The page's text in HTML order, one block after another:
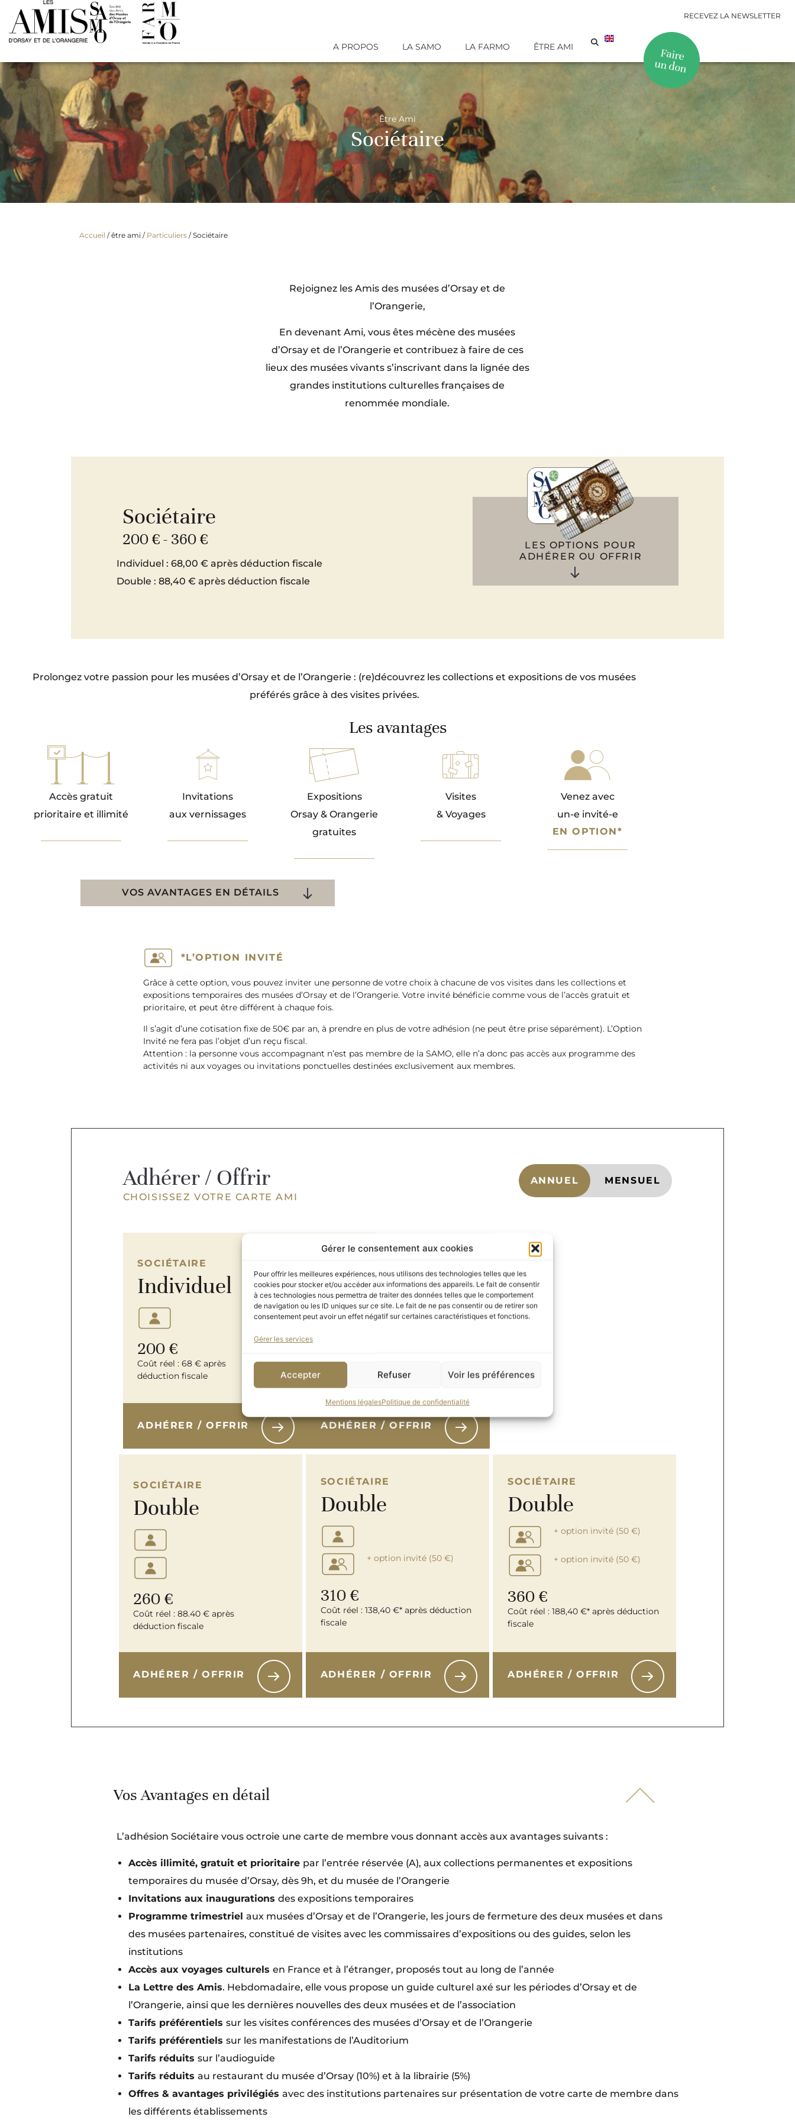
Gérer le consentement aux cookies
Pour offrir les meilleures expériences, nous utilisons des technologies telles que les
cookies pour stocker et/ou accéder aux informations des appareils. Le fait de consentir
à ces technologies nous permettra de traiter des données telles que le comportement
de navigation ou les ID uniques sur ce site. Le fait de ne pas consentir ou de retirer son
consentement peut avoir un effet négatif sur certaines caractéristiques et fonctions.
Gérer les services
Accepter Refuser Voir les préférences
Mentions légalesPolitique de confidentialité
RECEVEZ LA NEWSLETTER
A PROPOS LA SAMO LA FARMO ÊTRE AMI Faire
un don
Être Ami
Sociétaire
Accueil / être ami / Particuliers /Sociétaire
Rejoignez les Amis des musées d’Orsay et de
l’Orangerie,
En devenant Ami, vous êtes mécène des musées
d’Orsay et de l’Orangerie et contribuez à faire de ces
lieux des musées vivants s’inscrivant dans la lignée des
grandes institutions culturelles françaises de
renommée mondiale.
Sociétaire
200 € - 360 €
Individuel : 68,00 € après déduction fiscale
Double : 88,40 € après déduction fiscale
LES OPTIONS POUR
ADHÉRER OU OFFRIR
Prolongez votre passion pour les musées d’Orsay et de l’Orangerie : (re)découvrez les collections et expositions de vos musées
préférés grâce à des visites privées.
Les avantages
Accès gratuit
prioritaire et illimité
Invitations
aux vernissages
Expositions
Orsay & Orangerie
gratuites
Visites
& Voyages
Venez avec
un-e invité-e
EN OPTION*
VOS AVANTAGES EN DÉTAILS
*L’OPTION INVITÉ
Grâce à cette option, vous pouvez inviter une personne de votre choix à chacune de vos visites dans les collections et
expositions temporaires des musées d’Orsay et de l’Orangerie. Votre invité bénéficie comme vous de l’accès gratuit et
prioritaire, et peut être différent à chaque fois.
Il s’agit d’une cotisation fixe de 50€ par an, à prendre en plus de votre adhésion (ne peut être prise séparément). L’Option
Invité ne fera pas l’objet d’un reçu fiscal.
Attention : la personne vous accompagnant n’est pas membre de la SAMO, elle n’a donc pas accès aux programme des
activités ni aux voyages ou invitations ponctuelles destinées exclusivement aux membres.
Adhérer / Offrir
CHOISISSEZ VOTRE CARTE AMI
ANNUEL MENSUEL
SOCIÉTAIRE
Individuel
200 €
Coût réel : 68 € après
déduction fiscale
ADHÉRER / OFFRIR
Individuel
+ option invité (50 €)
Coût réel : 118 €* après déduction
ADHÉRER / OFFRIR
SOCIÉTAIRE
Double
260 €
Coût réel : 88.40 € après
déduction fiscale
ADHÉRER / OFFRIR
SOCIÉTAIRE
Double
+ option invité (50 €)
310 €
Coût réel : 138,40 €* après déduction
fiscale
ADHÉRER / OFFRIR
SOCIÉTAIRE
Double
+ option invité (50 €)
+ option invité (50 €)
360 €
Coût réel : 188,40 €* après déduction
fiscale
ADHÉRER / OFFRIR
Vos Avantages en détail
L’adhésion Sociétaire vous octroie une carte de membre vous donnant accès aux avantages suivants :
Accès illimité, gratuit et prioritaire par l’entrée réservée (A), aux collections permanentes et expositions
temporaires du musée d’Orsay, dès 9h, et du musée de l’Orangerie
Invitations aux inaugurations des expositions temporaires
Programme trimestriel aux musées d’Orsay et de l’Orangerie, les jours de fermeture des deux musées et dans
des musées partenaires, constitué de visites avec les commissaires d’expositions ou des guides, selon les
institutions
Accès aux voyages culturels en France et à l’étranger, proposés tout au long de l’année
La Lettre des Amis. Hebdomadaire, elle vous propose un guide culturel axé sur les périodes d’Orsay et de
l’Orangerie, ainsi que les dernières nouvelles des deux musées et de l’association
Tarifs préférentiels sur les visites conférences des musées d’Orsay et de l’Orangerie
Tarifs préférentiels sur les manifestations de l’Auditorium
Tarifs réduits sur l’audioguide
Tarifs réduits au restaurant du musée d’Orsay (10%) et à la librairie (5%)
Offres & avantages privilégiés avec des institutions partenaires sur présentation de votre carte de membre dans
les différents établissements